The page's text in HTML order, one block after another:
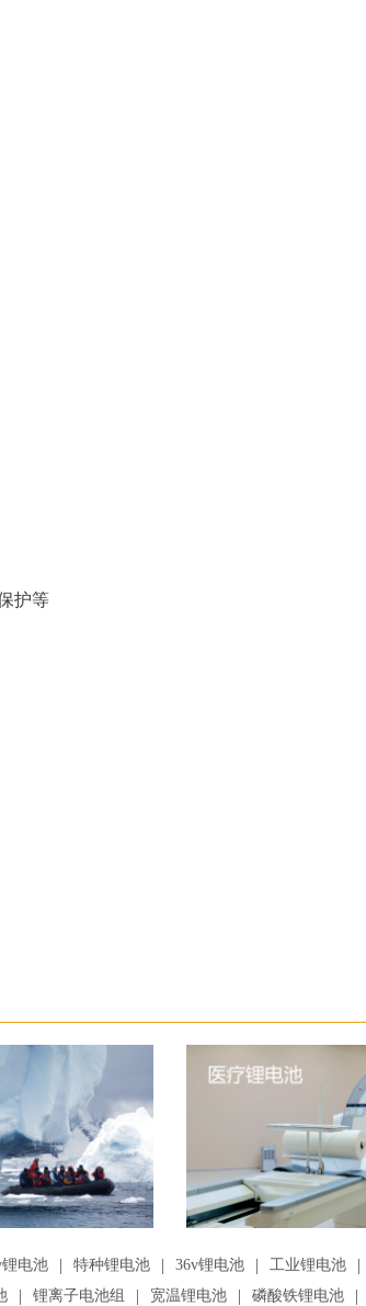
护等
锂电池 | 特种锂电池 | 36v锂电池 | 工业锂电池 |
| 锂离子电池组 | 宽温锂电池 | 磷酸铁锂电池 |